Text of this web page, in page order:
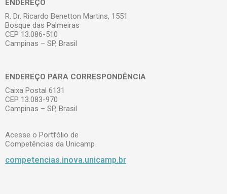
ENDEREÇO
R. Dr. Ricardo Benetton Martins, 1551
Bosque das Palmeiras
CEP 13.086-510
Campinas – SP, Brasil
ENDEREÇO PARA CORRESPONDÊNCIA
Caixa Postal 6131
CEP 13.083-970
Campinas – SP, Brasil
Acesse o Portfólio de
Competências da Unicamp
competencias.inova.unicamp.br